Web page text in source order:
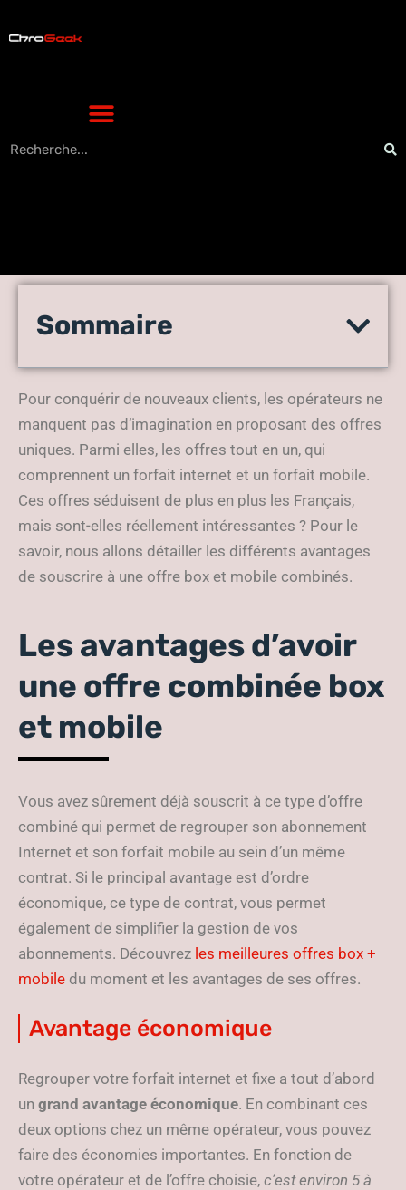
Quel est l’avantage de
mobile ?
Sommaire
Pour conquérir de nouveaux clients, les opérateurs ne
manquent pas d’imagination en proposant des offres
uniques. Parmi elles, les offres tout en un, qui
comprennent un forfait internet et un forfait mobile.
Ces offres séduisent de plus en plus les Français,
mais sont-elles réellement intéressantes ? Pour le
savoir, nous allons détailler les différents avantages
de souscrire à une offre box et mobile combinés.
Les avantages d’avoir
une offre combinée box
et mobile
Vous avez sûrement déjà souscrit à ce type d’offre
combiné qui permet de regrouper son abonnement
Internet et son forfait mobile au sein d’un même
contrat. Si le principal avantage est d’ordre
économique, ce type de contrat, vous permet
également de simplifier la gestion de vos
abonnements. Découvrez les meilleures offres box +
mobile du moment et les avantages de ses offres.
Avantage économique
Regrouper votre forfait internet et fixe a tout d’abord
un grand avantage économique. En combinant ces
deux options chez un même opérateur, vous pouvez
faire des économies importantes. En fonction de
votre opérateur et de l’offre choisie, c’est environ 5 à